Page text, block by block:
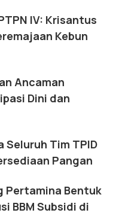
IV: Krisantus
Kebun
Ancaman
Dini dan
Seluruh Tim TPID
Pangan
Pertamina Bentuk
BBM Subsidi di